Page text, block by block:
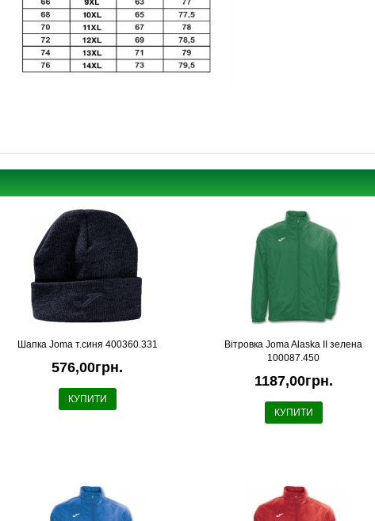
Шапка Joma т.синя 400360.331
576,00грн.
КУПИТИ
Вітровка Joma Alaska II зелена
100087.450
1187,00грн.
КУПИТИ